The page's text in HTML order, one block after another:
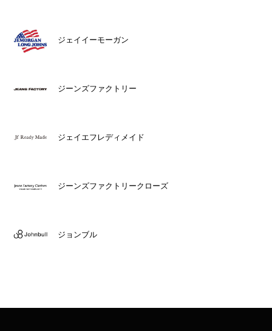
ジェイイーモーガン
ジーンズファクトリー
ジェイエフレディメイド
ジーンズファクトリークローズ
ジョンブル